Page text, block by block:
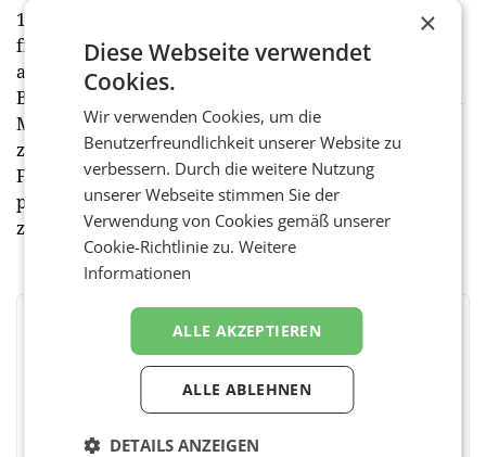
1970er-Jahren widmete sich Rastorfer verstärkt der
freien Kunst. Er schuf Zeichnungen und Gemälde,
aber auch zahlreiche Skulpturen. Seine
Bronzeskulpturen, die in der Tradition von Rodin und
Maillol stehen, geben den Arbeiten eine rohe und
zeitgemäße Wendung, sind aber immer noch auf die
Figuration ausgerichtet. Seine Skulpturen sind in
permanenten Ausstellungen von Peking bis Salzburg
zu sehen. (red)
BEWERTEN SIE DIESEN ARTIKEL
FacebookTwitterMessengerWhatsAppLinkedIn
×
Diese Webseite verwendet
Cookies.
Wir verwenden Cookies, um die
Benutzerfreundlichkeit unserer Website zu
verbessern. Durch die weitere Nutzung
unserer Webseite stimmen Sie der
Verwendung von Cookies gemäß unserer
Cookie-Richtlinie zu.Weitere
Informationen
ALLE AKZEPTIEREN
ALLE ABLEHNEN
DETAILS ANZEIGEN